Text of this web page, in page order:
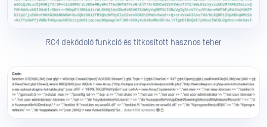
RC4 dekódoló funkció és titkosított hasznos teher